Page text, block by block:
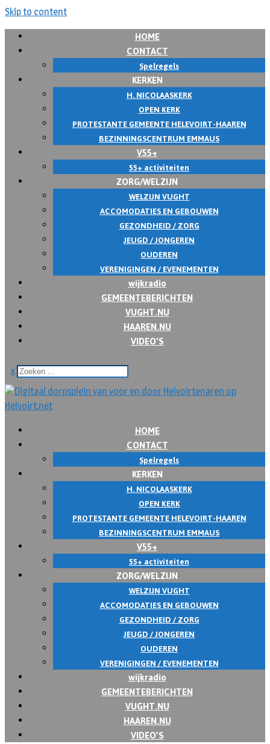
Skip to content
HOME
CONTACT
Spelregels
KERKEN
H. NICOLAASKERK
OPEN KERK
PROTESTANTE GEMEENTE HELEVOIRT-HAAREN
BEZINNINGSCENTRUM EMMAUS
V55+
55+ activiteiten
ZORG/WELZIJN
WELZIJN VUGHT
ACCOMODATIES EN GEBOUWEN
GEZONDHEID / ZORG
JEUGD / JONGEREN
OUDEREN
VERENIGINGEN / EVENEMENTEN
wijkradio
GEMEENTEBERICHTEN
VUGHT.NU
HAAREN.NU
VIDEO’S
x
HOME
CONTACT
Spelregels
KERKEN
H. NICOLAASKERK
OPEN KERK
PROTESTANTE GEMEENTE HELEVOIRT-HAAREN
BEZINNINGSCENTRUM EMMAUS
V55+
55+ activiteiten
ZORG/WELZIJN
WELZIJN VUGHT
ACCOMODATIES EN GEBOUWEN
GEZONDHEID / ZORG
JEUGD / JONGEREN
OUDEREN
VERENIGINGEN / EVENEMENTEN
wijkradio
GEMEENTEBERICHTEN
VUGHT.NU
HAAREN.NU
VIDEO’S